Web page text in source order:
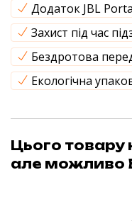
Додаток JBL
Захист під час
Бездротова
Екологічна
Цього товару
але можливо